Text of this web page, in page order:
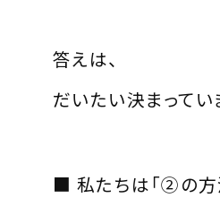
答えは、
だいたい決まってい
■ 私たちは「②の方